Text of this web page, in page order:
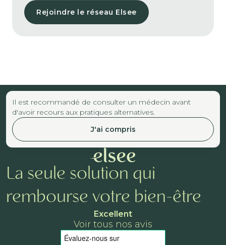
Rejoindre le réseau Elsee
Il est recommandé de consulter un médecin avant
d'avoir recours aux pratiques alternatives.
J'ai compris
La seule solution qui
rembourse votre bien-être
Excellent
Voir tous nos avis